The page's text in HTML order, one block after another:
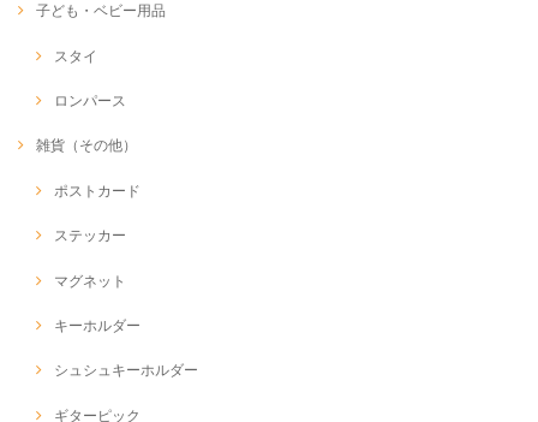
子ども・ベビー用品
スタイ
ロンパース
雑貨（その他）
ポストカード
ステッカー
マグネット
キーホルダー
シュシュキーホルダー
ギターピック